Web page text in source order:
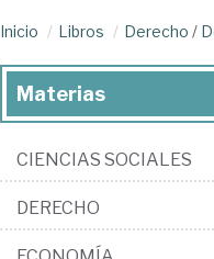
Inicio Libros Derecho /
Materias
CIENCIAS SOCIALES
DERECHO